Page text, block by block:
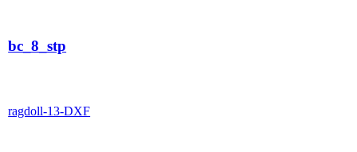
bc_8_stp
ragdoll-13-DXF